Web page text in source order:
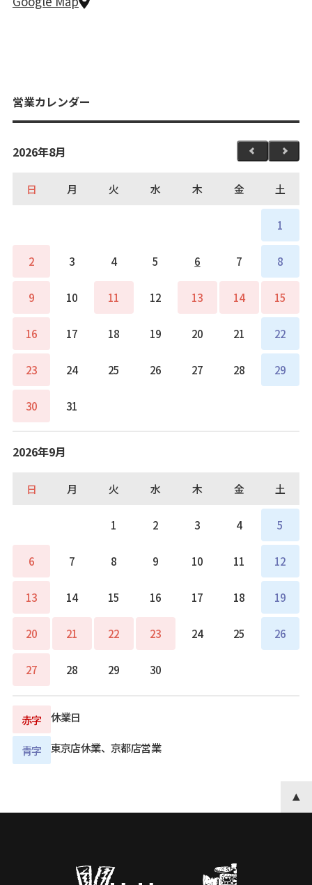
営業カレンダー
2026年8月
日 月 火 水 木 金 土
1
2 3 4 5 6 7 8
9 10 11 12 13 14 15
16 17 18 19 20 21 22
23 24 25 26 27 28 29
30 31
2026年9月
日 月 火 水 木 金 土
1 2 3 4 5
6 7 8 9 10 11 12
13 14 15 16 17 18 19
20 21 22 23 24 25 26
27 28 29 30
赤字 休業日
青字 東京店休業、京都店営業